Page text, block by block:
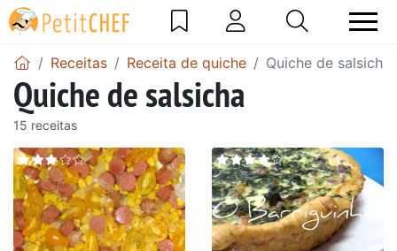
Receitas Receita de quiche Quiche de salsicha
Quiche de salsicha
15 receitas